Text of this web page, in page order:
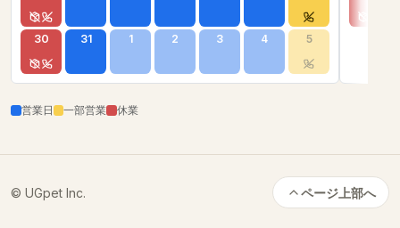
30 31 1 2 3 4 5
営業日 一部営業 休業
© UGpet Inc. ページ上部へ